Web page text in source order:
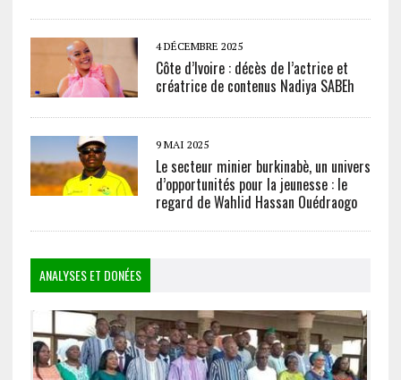
4 DÉCEMBRE 2025
Côte d’Ivoire : décès de l’actrice et
créatrice de contenus Nadiya SABEh
9 MAI 2025
Le secteur minier burkinabè, un univers
d’opportunités pour la jeunesse : le
regard de Wahlid Hassan Ouédraogo
ANALYSES ET DONÉES